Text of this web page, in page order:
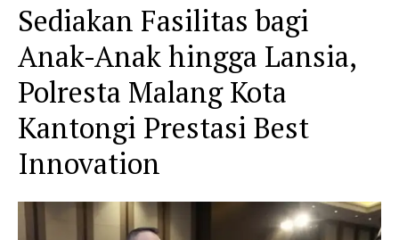
Sediakan Fasilitas bagi
Anak-Anak hingga Lansia,
Polresta Malang Kota
Kantongi Prestasi Best
Innovation